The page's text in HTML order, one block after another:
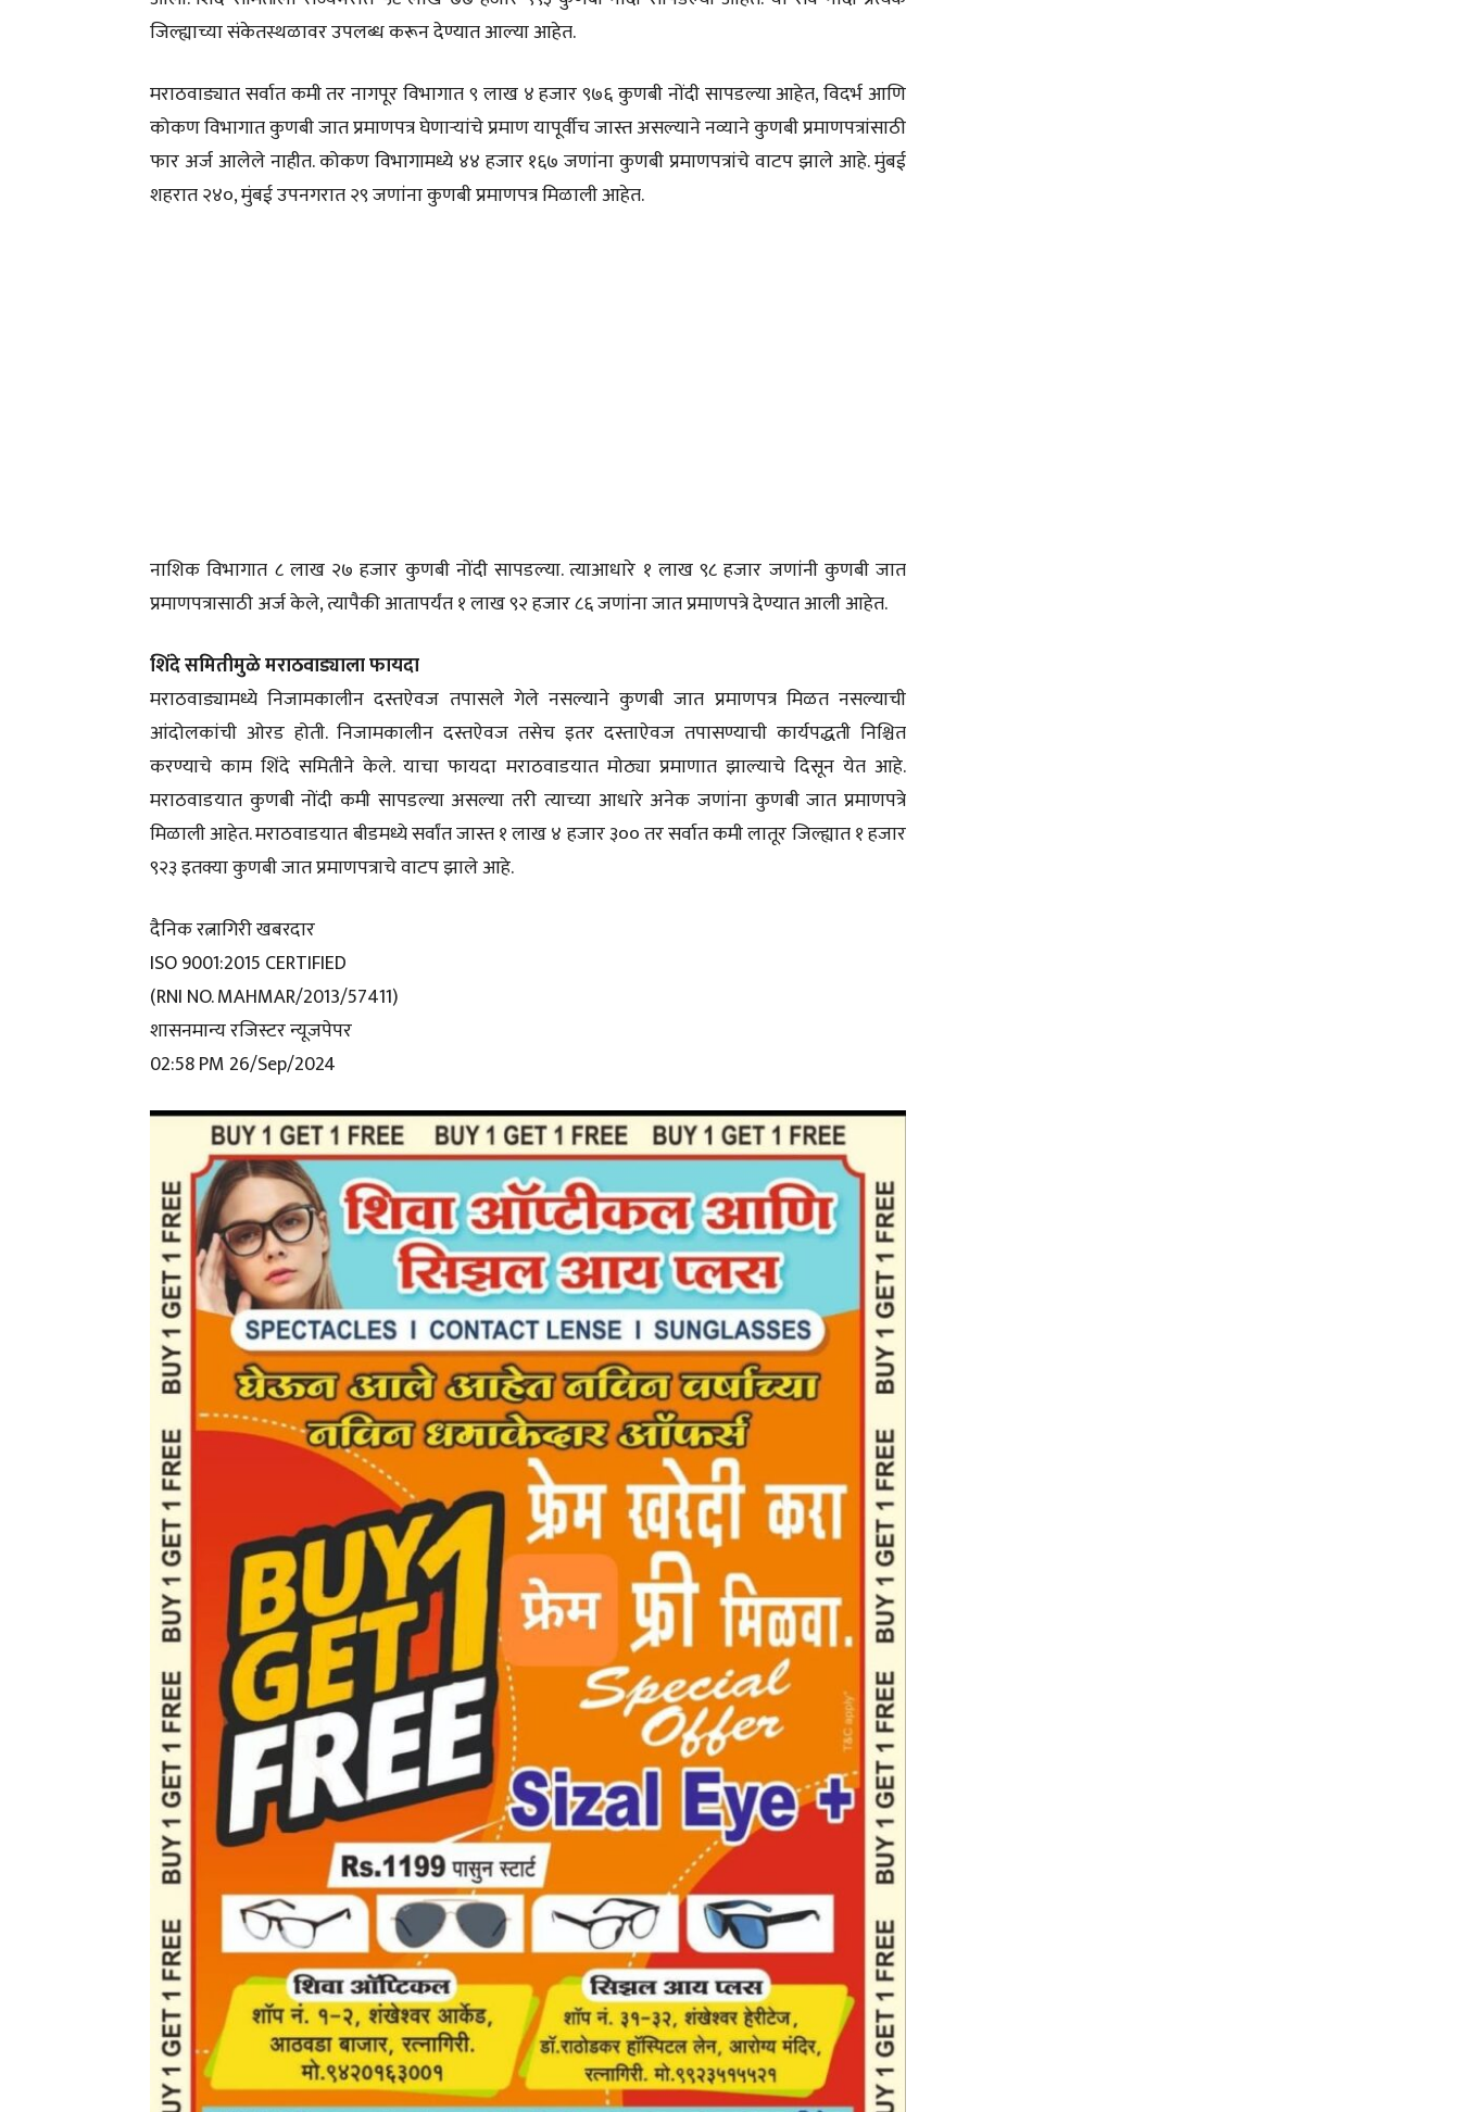
जिल्ह्याच्या संकेतस्थळावर उपलब्ध करून देण्यात आल्या आहेत.
मराठवाड्यात सर्वात कमी तर नागपूर विभागात ९ लाख ४ हजार ९७६ कुणबी नोंदी सापडल्या आहेत, विदर्भ आणि
कोकण विभागात कुणबी जात प्रमाणपत्र घेणाऱ्यांचे प्रमाण यापूर्वीच जास्त असल्याने नव्याने कुणबी प्रमाणपत्रांसाठी
फार अर्ज आलेले नाहीत. कोकण विभागामध्ये ४४ हजार १६७ जणांना कुणबी प्रमाणपत्रांचे वाटप झाले आहे. मुंबई
शहरात २४०, मुंबई उपनगरात २९ जणांना कुणबी प्रमाणपत्र मिळाली आहेत.
नाशिक विभागात ८ लाख २७ हजार कुणबी नोंदी सापडल्या. त्याआधारे १ लाख ९८ हजार जणांनी कुणबी जात
प्रमाणपत्रासाठी अर्ज केले, त्यापैकी आतापर्यंत १ लाख ९२ हजार ८६ जणांना जात प्रमाणपत्रे देण्यात आली आहेत.
शिंदे समितीमुळे मराठवाड्याला फायदा
मराठवाड्यामध्ये निजामकालीन दस्तऐवज तपासले गेले नसल्याने कुणबी जात प्रमाणपत्र मिळत नसल्याची
आंदोलकांची ओरड होती. निजामकालीन दस्तऐवज तसेच इतर दस्ताऐवज तपासण्याची कार्यपद्धती निश्चित
करण्याचे काम शिंदे समितीने केले. याचा फायदा मराठवाडयात मोठ्या प्रमाणात झाल्याचे दिसून येत आहे.
मराठवाडयात कुणबी नोंदी कमी सापडल्या असल्या तरी त्याच्या आधारे अनेक जणांना कुणबी जात प्रमाणपत्रे
मिळाली आहेत. मराठवाडयात बीडमध्ये सर्वांत जास्त १ लाख ४ हजार ३०० तर सर्वात कमी लातूर जिल्ह्यात १ हजार
९२३ इतक्या कुणबी जात प्रमाणपत्राचे वाटप झाले आहे.
दैनिक रत्नागिरी खबरदार
ISO 9001:2015 CERTIFIED
(RNI NO. MAHMAR/2013/57411)
शासनमान्य रजिस्टर न्यूजपेपर
02:58 PM 26/Sep/2024